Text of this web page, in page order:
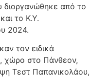
διοργανώθηκε από το
το Κ.Υ.
2024.
τον ειδικά
χώρο στο Πάνθεον,
Τεστ Παπανικολάου,